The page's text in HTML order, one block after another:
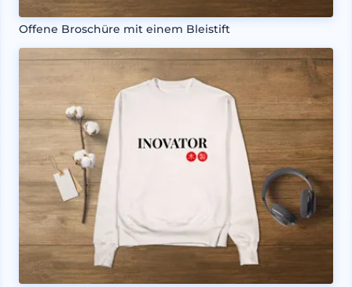
Offene Broschüre mit einem Bleistift